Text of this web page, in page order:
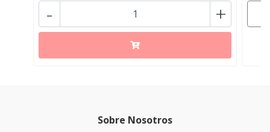
+
-
Sobre Nosotros